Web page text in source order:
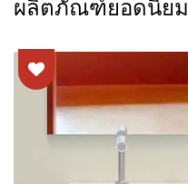
ผลิตภัณฑ์ยอดนิยม